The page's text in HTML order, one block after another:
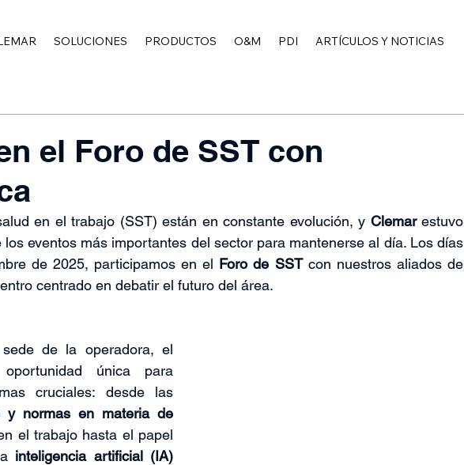
SOLUCIONES PRODUCTOS O&M PDI ARTÍCULOS Y NOTICIAS
el Foro de SST con
en el trabajo (SST) están en constante evolución, y Clemar estuvo
los eventos más importantes del sector para mantenerse al día. Los días
de 2025, participamos en el Foro de SST con nuestros aliados de
centrado en debatir el futuro del área.
de la operadora, el
única para
cruciales: desde las
y normas en materia de
el trabajo hasta el papel